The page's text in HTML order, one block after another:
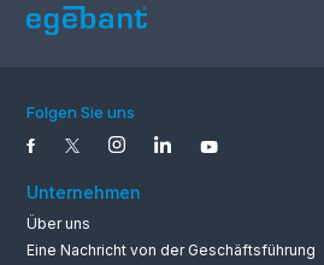
Folgen Sie uns
Unternehmen
Über uns
Eine Nachricht von der Geschäftsführung